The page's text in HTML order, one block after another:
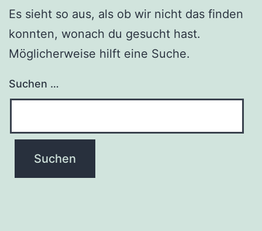
Es sieht so aus, als ob wir nicht das finden
konnten, wonach du gesucht hast.
Möglicherweise hilft eine Suche.
Suchen …